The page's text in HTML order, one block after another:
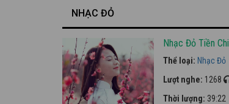
NHẠC ĐỎ
Nhạc Đỏ Tiền
Thể loại: Nhạc Đỏ
Lượt nghe: 1268
Thời lượng: 39:22